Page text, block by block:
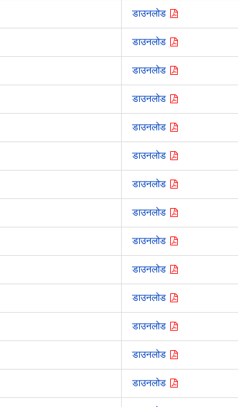
डाउनलोड
डाउनलोड
डाउनलोड
डाउनलोड
डाउनलोड
डाउनलोड
डाउनलोड
डाउनलोड
डाउनलोड
डाउनलोड
डाउनलोड
डाउनलोड
डाउनलोड
डाउनलोड